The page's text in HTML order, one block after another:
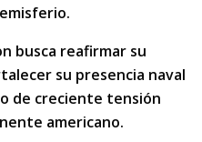
busca reafirmar su
su presencia naval
de creciente tensión
americano.